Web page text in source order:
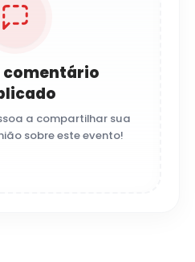
comentário
a compartilhar sua
sobre este evento!